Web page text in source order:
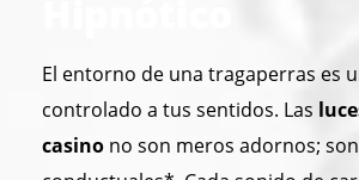
El entorno de una tragaperras es
controlado a tus sentidos. Las
casino no son meros adornos;